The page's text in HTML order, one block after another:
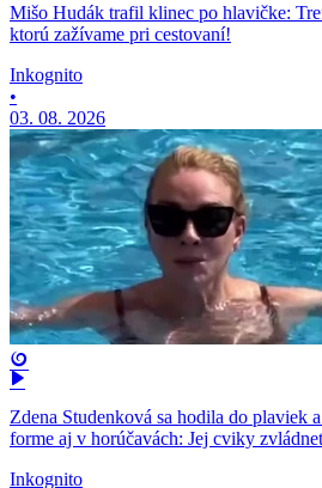
Mišo Hudák trafil klinec po hlavičke:
ktorú zažívame pri cestovaní!
Inkognito
•
03. 08. 2026
Zdena Studenková sa hodila do plaviek
forme aj v horúčavách: Jej cviky
Inkognito